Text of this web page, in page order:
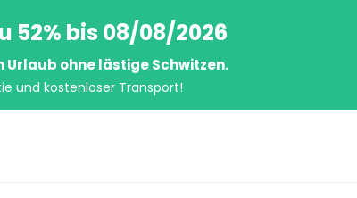
52% bis 08/08/2026
Urlaub ohne lästige Schwitzen.
und kostenloser Transport!